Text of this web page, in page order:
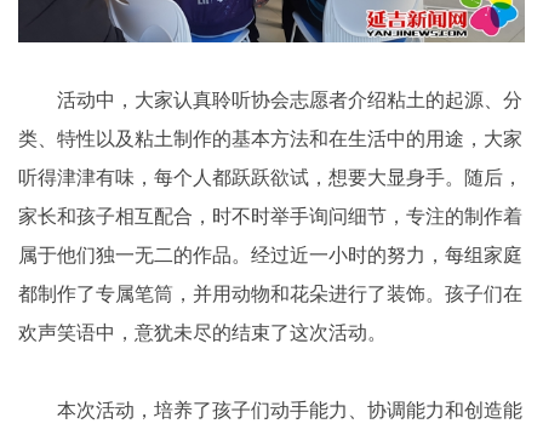
活动中，大家认真聆听协会志愿者介绍粘土的起源、分
类、特性以及粘土制作的基本方法和在生活中的用途，大家
听得津津有味，每个人都跃跃欲试，想要大显身手。随后，
家长和孩子相互配合，时不时举手询问细节，专注的制作着
属于他们独一无二的作品。经过近一小时的努力，每组家庭
都制作了专属笔筒，并用动物和花朵进行了装饰。孩子们在
欢声笑语中，意犹未尽的结束了这次活动。
本次活动，培养了孩子们动手能力、协调能力和创造能